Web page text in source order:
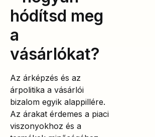
hódítsd meg
a
vásárlókat?
Az árképzés és az
árpolitika a vásárlói
bizalom egyik alappillére.
Az árakat érdemes a piaci
viszonyokhoz és a